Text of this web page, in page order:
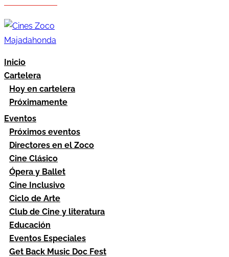
Inicio
Cartelera
Hoy en cartelera
Próximamente
Eventos
Próximos eventos
Directores en el Zoco
Cine Clásico
Ópera y Ballet
Cine Inclusivo
Ciclo de Arte
Club de Cine y literatura
Educación
Eventos Especiales
Get Back Music Doc Fest